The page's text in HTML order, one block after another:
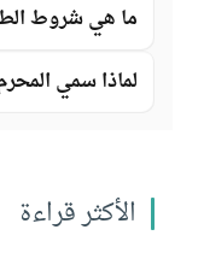
ما هي شروط
لماذا سمي
الأكثر قراءة